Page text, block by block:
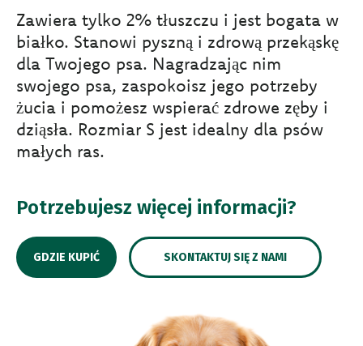
Zawiera tylko 2% tłuszczu i jest bogata w
białko. Stanowi pyszną i zdrową przekąskę
dla Twojego psa. Nagradzając nim
swojego psa, zaspokoisz jego potrzeby
żucia i pomożesz wspierać zdrowe zęby i
dziąsła. Rozmiar S jest idealny dla psów
małych ras.
Potrzebujesz więcej informacji?
GDZIE KUPIĆ SKONTAKTUJ SIĘ Z NAMI